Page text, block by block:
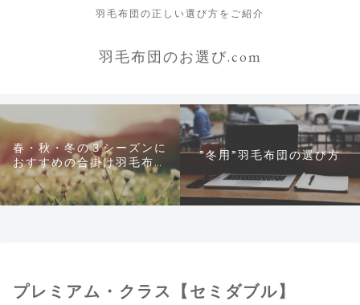
羽毛布団の正しい選び方をご紹介
羽毛布団のお選び.com
春・秋・冬の３シーズンに
おすすめの合掛け羽毛布団
について
”冬用”羽毛布団の選び方
プレミアム・クラス【セミダブル】